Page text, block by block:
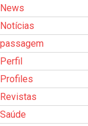
News
Notícias
passagem
Perfil
Profiles
Revistas
Saúde